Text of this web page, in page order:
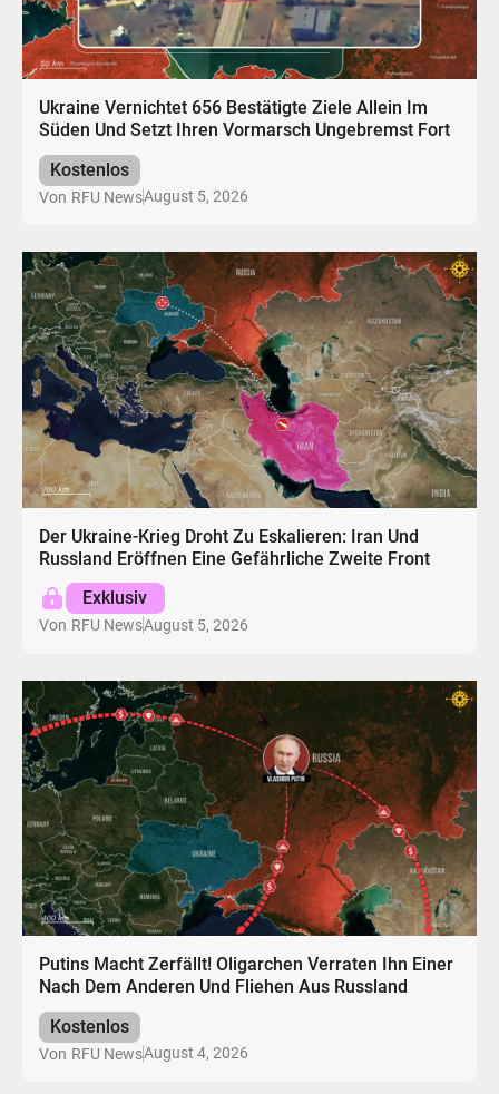
Ukraine Vernichtet 656 Bestätigte Ziele Allein Im
Süden Und Setzt Ihren Vormarsch Ungebremst Fort
Kostenlos
Von RFU NewsAugust 5, 2026
Der Ukraine-Krieg Droht Zu Eskalieren: Iran Und
Russland Eröffnen Eine Gefährliche Zweite Front
Exklusiv
Von RFU NewsAugust 5, 2026
Putins Macht Zerfällt! Oligarchen Verraten Ihn Einer
Nach Dem Anderen Und Fliehen Aus Russland
Kostenlos
Von RFU NewsAugust 4, 2026